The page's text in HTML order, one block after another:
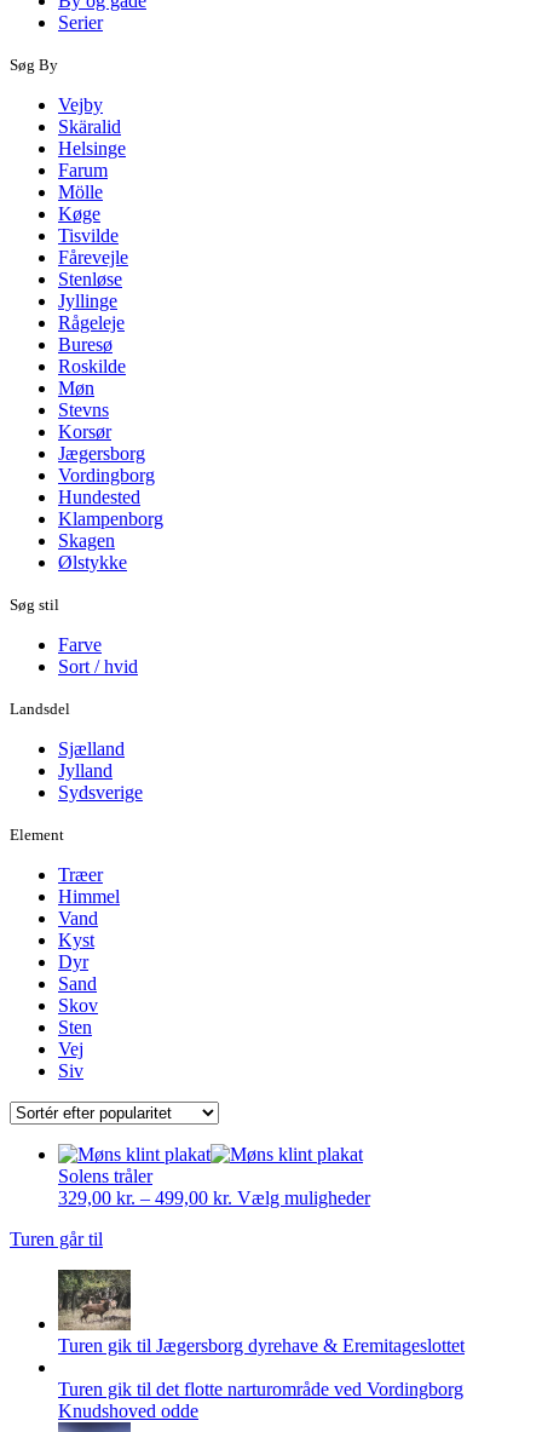
Serier
Søg By
Vejby
Skäralid
Helsinge
Farum
Mölle
Køge
Tisvilde
Fårevejle
Stenløse
Jyllinge
Rågeleje
Buresø
Roskilde
Møn
Stevns
Korsør
Jægersborg
Vordingborg
Hundested
Klampenborg
Skagen
Ølstykke
Søg stil
Farve
Sort / hvid
Landsdel
Sjælland
Jylland
Sydsverige
Element
Træer
Himmel
Vand
Kyst
Dyr
Sand
Skov
Sten
Vej
Siv
Solens tråler
329,00 kr. – 499,00 kr. Prisinterval:
Vælg mulighederDette
vælges
varesiden
Turen går til
Turen gik til Jægersborg dyrehave & Eremitageslottet
Turen gik til det flotte narturområde ved Vordingborg
Knudshoved odde